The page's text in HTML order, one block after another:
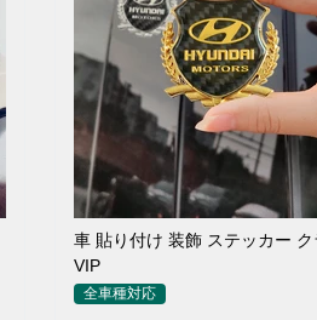
車 貼り付け 装飾 ステッカー ク
VIP
全車種対応